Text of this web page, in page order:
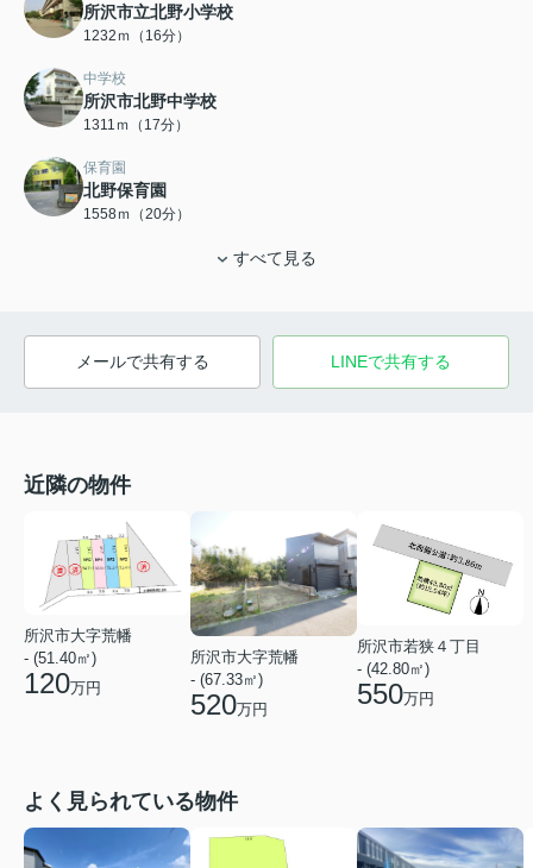
所沢市立北野小学校
1232ｍ（16分）
中学校
所沢市北野中学校
1311ｍ（17分）
保育園
北野保育園
1558ｍ（20分）
すべて見る
メールで共有する LINEで共有する
近隣の物件
所沢市大字荒幡
- (51.40㎡)
120万円
所沢市大字荒幡
- (67.33㎡)
520万円
所沢市若狭４丁目
- (42.80㎡)
550万円
よく見られている物件